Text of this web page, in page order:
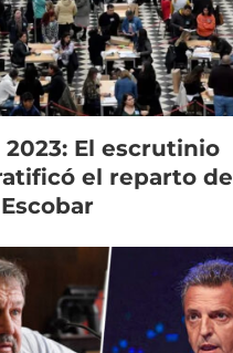
2023: El escrutinio
el reparto de